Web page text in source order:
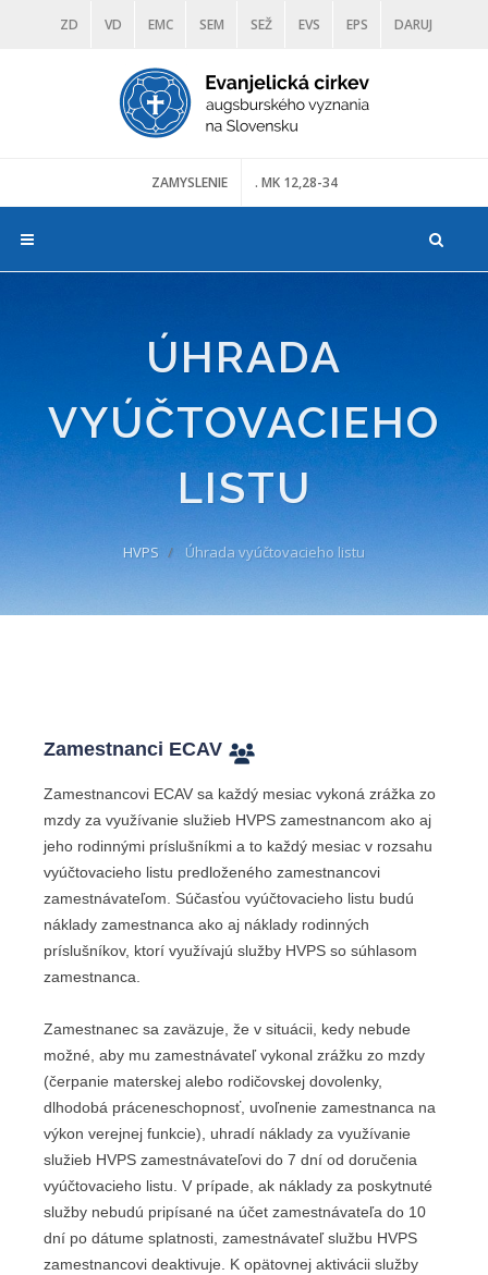
ZD VD EMC SEM SEŽ EVS EPS DARUJ
DIAKONIA ŠKOLY TRANOSCIUS
ZAMYSLENIE . MK 12,28-34
ÚHRADA
VYÚČTOVACIEHO
LISTU
HVPS Úhrada vyúčtovacieho listu
Zamestnanci ECAV
Zamestnancovi ECAV sa každý mesiac vykoná zrážka zo
mzdy za využívanie služieb HVPS zamestnancom ako aj
jeho rodinnými príslušníkmi a to každý mesiac v rozsahu
vyúčtovacieho listu predloženého zamestnancovi
zamestnávateľom. Súčasťou vyúčtovacieho listu budú
náklady zamestnanca ako aj náklady rodinných
príslušníkov, ktorí využívajú služby HVPS so súhlasom
zamestnanca.
Zamestnanec sa zaväzuje, že v situácii, kedy nebude
možné, aby mu zamestnávateľ vykonal zrážku zo mzdy
(čerpanie materskej alebo rodičovskej dovolenky,
dlhodobá práceneschopnosť, uvoľnenie zamestnanca na
výkon verejnej funkcie), uhradí náklady za využívanie
služieb HVPS zamestnávateľovi do 7 dní od doručenia
vyúčtovacieho listu. V prípade, ak náklady za poskytnuté
služby nebudú pripísané na účet zamestnávateľa do 10
dní po dátume splatnosti, zamestnávateľ službu HVPS
zamestnancovi deaktivuje. K opätovnej aktivácii služby